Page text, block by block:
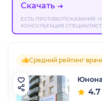
Скачать
ЕСТЬ ПРОТИВОПОКАЗАНИЯ.
КОНСУЛЬТАЦИЯ
Средний рейтинг
4.7